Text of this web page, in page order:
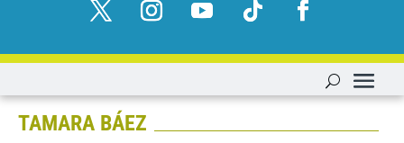
TAMARA BÁEZ